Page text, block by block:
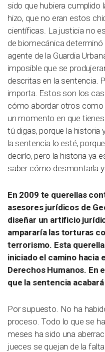
sido que hubiera cumplido
hizo, que no eran estos
científicas. La justicia no
de biomecánica
agente de la Guardia
imposible que se
descritas en la sentencia.
importa. Estos son los
cómo abordar otros como
un momento en que
tú digas, porque la historia
la sentencia lo esté,
decirlo, pero la historia ya
saber cómo desmontarla y
En 2009 te querellas
asesores jurídicos de
diseñar un artificio
ampararía las torturas
terrorismo. Esta
iniciado el camino hacia
Derechos Humanos. En
que la sentencia
Por supuesto. No ha
proceso. Todo lo que se
meses ha sido una
jueces se quejan de la